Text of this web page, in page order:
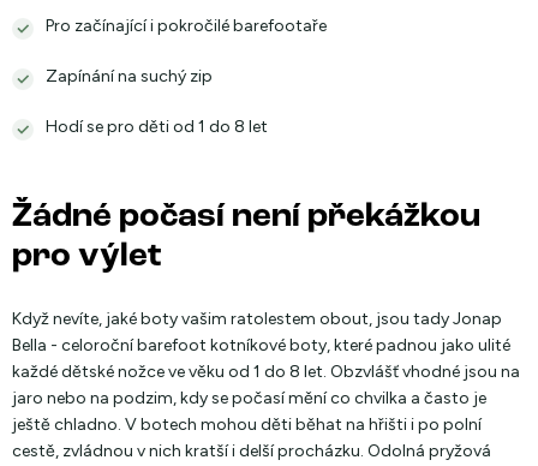
Pro začínající i pokročilé barefootaře
Zapínání na suchý zip
Hodí se pro děti od 1 do 8 let
Žádné počasí není překážkou
pro výlet
Když nevíte, jaké boty vašim ratolestem obout, jsou tady Jonap
Bella - celoroční barefoot kotníkové boty, které padnou jako ulité
každé dětské nožce ve věku od 1 do 8 let. Obzvlášť vhodné jsou na
jaro nebo na podzim, kdy se počasí mění co chvilka a často je
ještě chladno. V botech mohou děti běhat na hřišti i po polní
cestě, zvládnou v nich kratší i delší procházku. Odolná pryžová